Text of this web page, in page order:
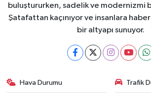
buluştururken, sadelik ve modernizmi
Şatafattan kaçınıyor ve insanlara
bir altyapı sunuyor.
Hava Durumu Trafik